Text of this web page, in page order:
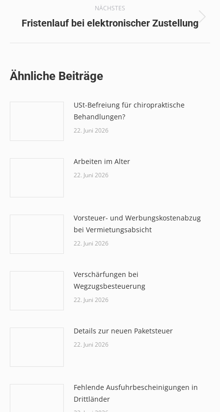
NÄCHSTES
Nächster
Fristenlauf bei elektronischer Zustellung
Ähnliche Beiträge
USt-Befreiung für chiropraktische
Behandlungen?
22. Juni 2026
Arbeiten im Alter
22. Juni 2026
Vorsteuer- und Werbungskostenabzug
bei Vermietungsabsicht
22. Juni 2026
Verschärfungen bei
Wegzugsbesteuerung
22. Juni 2026
Details zur neuen Paketsteuer
22. Juni 2026
Fehlende Ausfuhrbescheinigungen in
Drittländer